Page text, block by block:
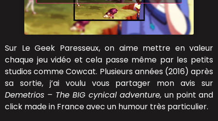
Sur Le Geek Paresseux, on aime mettre en valeur
chaque jeu vidéo et cela passe même par les petits
studios comme Cowcat. Plusieurs années (2016) après
sa sortie, j’ai voulu vous partager mon avis sur
Demetrios – The BIG cynical adventure, un point and
click made in France avec un humour très particulier.